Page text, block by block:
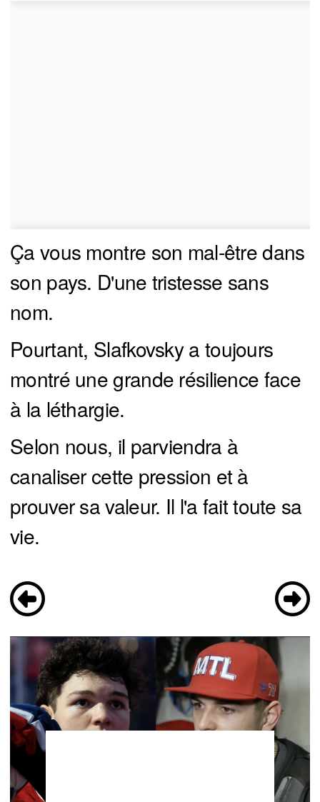
Ça vous montre son mal-être dans
son pays. D'une tristesse sans
nom.
Pourtant, Slafkovsky a toujours
montré une grande résilience face
à la léthargie.
Selon nous, il parviendra à
canaliser cette pression et à
prouver sa valeur. Il l'a fait toute sa
vie.